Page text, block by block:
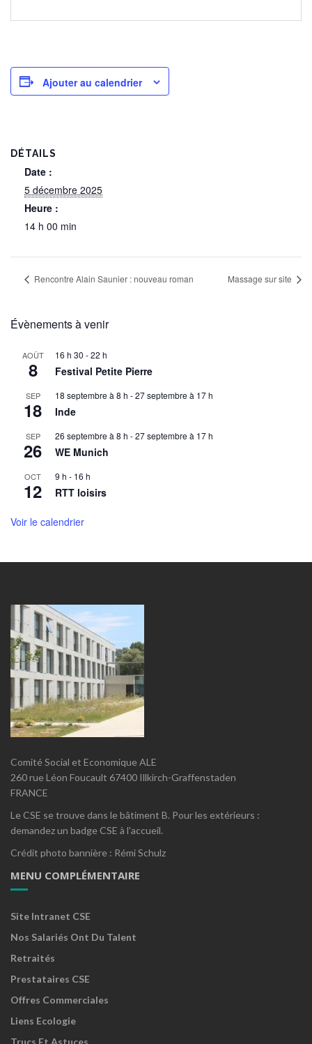
Ajouter au calendrier
DÉTAILS
Date :
5 décembre 2025
Heure :
14 h 00 min
Rencontre Alain Saunier : nouveau roman Massage sur site
Évènements à venir
AOÛT
8
16 h 30 -22 h
Festival Petite Pierre
SEP
18
18 septembre à 8 h -27 septembre à 17 h
Inde
SEP
26
26 septembre à 8 h -27 septembre à 17 h
WE Munich
OCT
12
9 h - 16 h
RTT loisirs
Voir le calendrier
Comité Social et Economique ALE
260 rue Léon Foucault 67400 Illkirch-Graffenstaden
FRANCE
Le CSE se trouve dans le bâtiment B. Pour les extérieurs :
demandez un badge CSE à l'accueil.
Crédit photo bannière : Rémi Schulz
MENU COMPLÉMENTAIRE
Site Intranet CSE
Nos Salariés Ont Du Talent
Retraités
Prestataires CSE
Offres Commerciales
Liens Ecologie
Trucs Et Astuces